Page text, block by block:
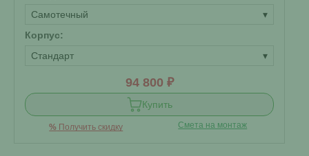
Самотечный
▾
Корпус:
Стандарт
▾
94 800 ₽
Купить
% Получить скидку Смета на монтаж